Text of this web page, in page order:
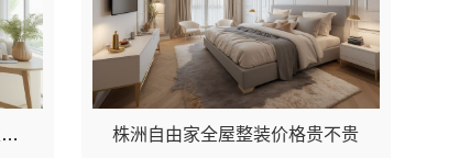
附近有没有必要找湖南自由家装饰对比半包？看完这篇就懂了 株洲自由家全屋整装价格贵不贵